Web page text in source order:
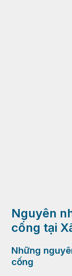
Nguyên
cống tại
Những
cống